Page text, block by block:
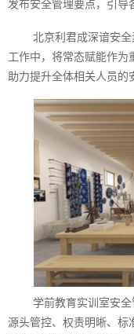
发布安全管理要点，引导
北京利君成深谙安
工作中，将常态赋能作为
助力提升全体相关人员的
学前教育实训室安全
源头管控、权责明晰、标